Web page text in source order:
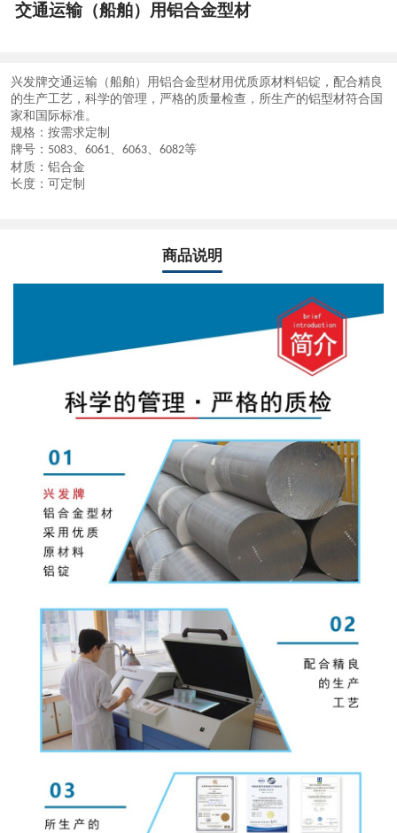
交通运输（船舶）用铝合金型材
兴发牌交通运输（船舶）用铝合金型材用优质原材料铝锭，配合精良
的生产工艺，科学的管理，严格的质量检查，所生产的铝型材符合国
家和国际标准。
规格：按需求定制
牌号： 5083、 6061、 6063、 6082等
材质：铝合金
长度：可定制
商品说明